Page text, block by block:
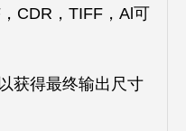
CDR，TIFF，Al可
获得最终输出尺寸